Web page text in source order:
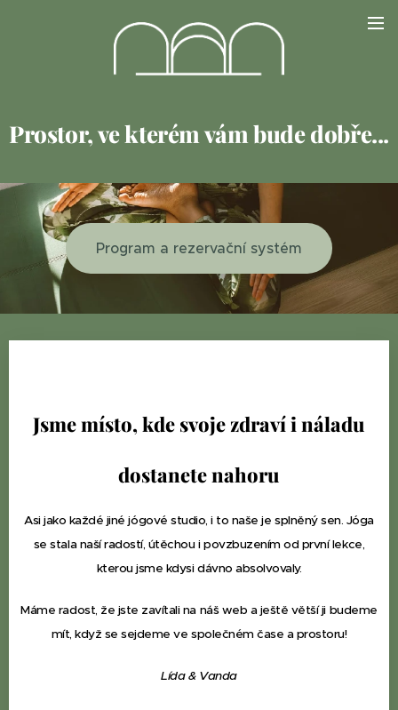
Prostor, ve kterém vám bude dobře...
Program a rezervační systém
Jsme místo, kde svoje zdraví i náladu
dostanete nahoru
Asi jako každé jiné jógové studio, i to naše je splněný sen. Jóga
se stala naší radostí, útěchou i povzbuzením od první lekce,
kterou jsme kdysi dávno absolvovaly.
Máme radost, že jste zavítali na náš web a ještě větší ji budeme
mít, když se sejdeme ve společném čase a prostoru!
Lída & Vanda